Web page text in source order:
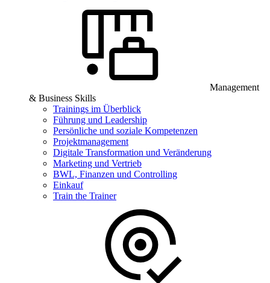
Management
& Business Skills
Trainings im Überblick
Führung und Leadership
Persönliche und soziale Kompetenzen
Projektmanagement
Digitale Transformation und Veränderung
Marketing und Vertrieb
BWL, Finanzen und Controlling
Einkauf
Train the Trainer